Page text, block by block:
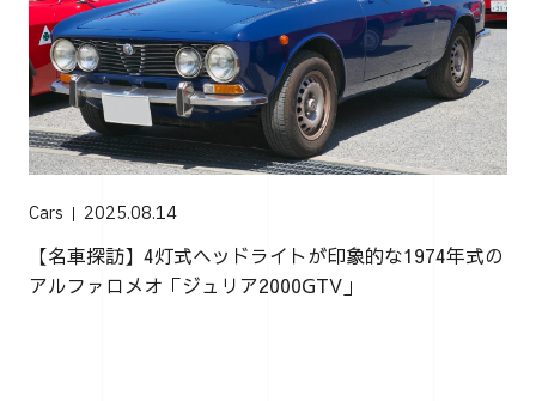
Cars 2025.08.14
【名車探訪】4灯式ヘッドライトが印象的な1974年式の
アルファロメオ「ジュリア2000GTV」